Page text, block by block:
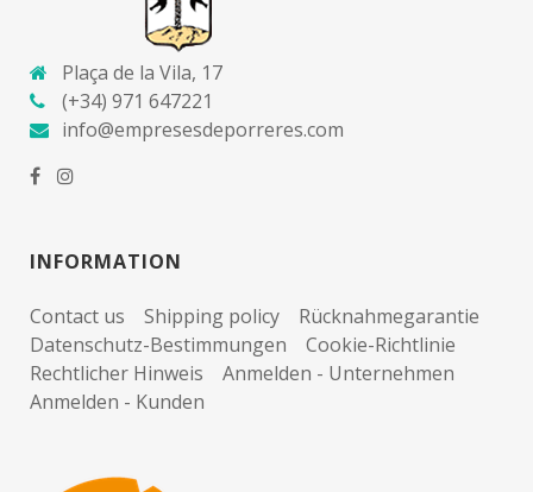
Plaça de la Vila, 17
(+34) 971 647221
info@empresesdeporreres.com
INFORMATION
Contact us Shipping policy
Rücknahmegarantie
Datenschutz-Bestimmungen
Cookie-Richtlinie
Rechtlicher Hinweis
Anmelden - Unternehmen
Anmelden - Kunden